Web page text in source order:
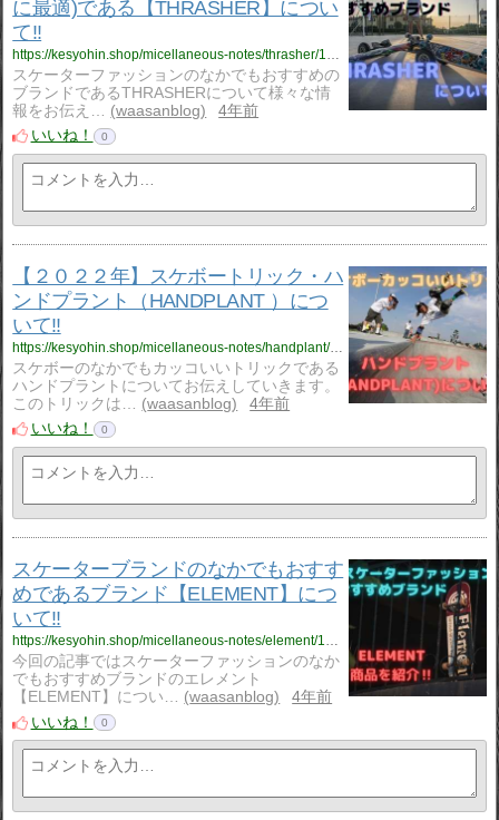
に最適)である【THRASHER】につい
て‼
https://kesyohin.shop/micellaneous-notes/thrasher/1297/
スケーターファッションのなかでもおすすめの
ブランドであるTHRASHERについて様々な情
報をお伝え…
waasanblog
4年前
いいね！
0
【２０２２年】スケボートリック・ハ
ンドプラント（HANDPLANT ）につ
いて‼
https://kesyohin.shop/micellaneous-notes/handplant/1260/
スケボーのなかでもカッコいいトリックである
ハンドプラントについてお伝えしていきます。
このトリックは…
waasanblog
4年前
いいね！
0
スケーターブランドのなかでもおすす
めであるブランド【ELEMENT】につ
いて‼
https://kesyohin.shop/micellaneous-notes/element/1255/
今回の記事ではスケーターファッションのなか
でもおすすめブランドのエレメント
【ELEMENT】につい…
waasanblog
4年前
いいね！
0